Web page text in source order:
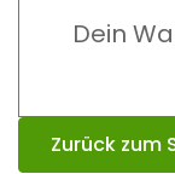
Dein
Zurück zum